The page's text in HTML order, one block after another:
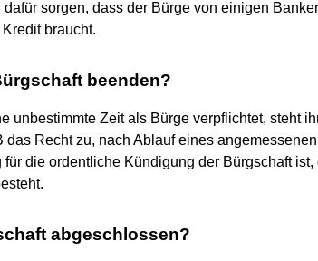
sorgen, dass der Bürge von einigen
braucht.
beenden?
unbestimmte Zeit als Bürge verpflichtet, steht
das Recht zu, nach Ablauf eines
für die ordentliche Kündigung der Bürgschaft
abgeschlossen?